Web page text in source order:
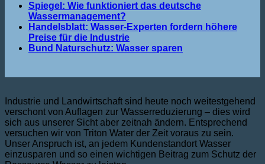
Spiegel: Wie funktioniert das deutsche
Wassermanagement?
Handelsblatt: Wasser-Experten fordern höhere
Preise für die Industrie
Bund Naturschutz: Wasser sparen
Industrie und Landwirtschaft sind heute noch weitestgehend
verschont von Auflagen zur Wasserreduzierung – dies wird
sich aus unserer Sicht aber zeitnah ändern. Entsprechend
versuchen wir von Triton Water der Zeit voraus zu sein.
Unser Anspruch ist, an jedem Kundenstandort Wasser
einzusparen und so einen wichtigen Beitrag zum Schutz der